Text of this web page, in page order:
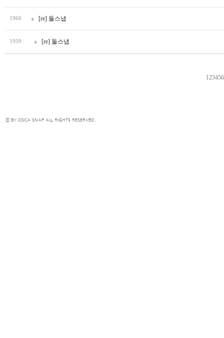
1960 [re] 돌스냅
1959 [re] 돌스냅
123456